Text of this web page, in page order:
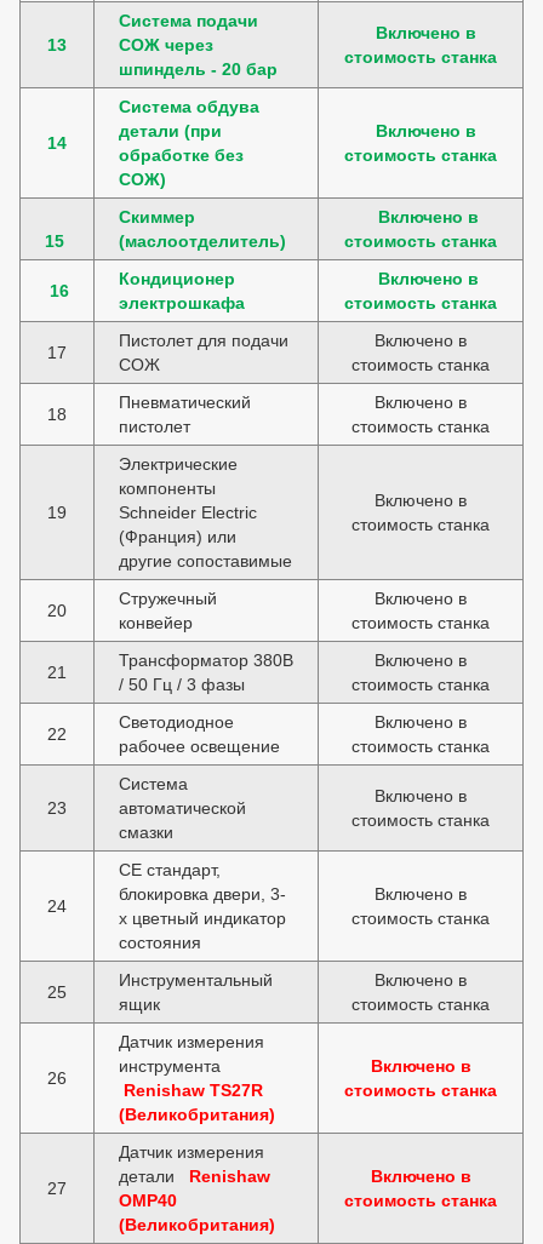
13
Система подачи
СОЖ через
шпиндель - 20 бар
Включено в
стоимость станка
14
Система обдува
детали (при
обработке без
СОЖ)
Включено в
стоимость станка
15
Скиммер
(маслоотделитель)
Включено в
стоимость станка
16
Кондиционер
электрошкафа
Включено в
стоимость станка
17
Пистолет для подачи
СОЖ
Включено в
стоимость станка
18
Пневматический
пистолет
Включено в
стоимость станка
19
Электрические
компоненты
Schneider Electric
(Франция) или
другие сопоставимые
Включено в
стоимость станка
20
Стружечный
конвейер
Включено в
стоимость станка
21
Трансформатор 380В
/ 50 Гц / 3 фазы
Включено в
стоимость станка
22
Светодиодное
рабочее освещение
Включено в
стоимость станка
23
Система
автоматической
смазки
Включено в
стоимость станка
24
СЕ стандарт,
блокировка двери, 3-
х цветный индикатор
состояния
Включено в
стоимость станка
25
Инструментальный
ящик
Включено в
стоимость станка
26
Датчик измерения
инструмента
Renishaw TS27R
(Великобритания)
Включено в
стоимость станка
27
Датчик измерения
детали Renishaw
OMP40
(Великобритания)
Включено в
стоимость станка